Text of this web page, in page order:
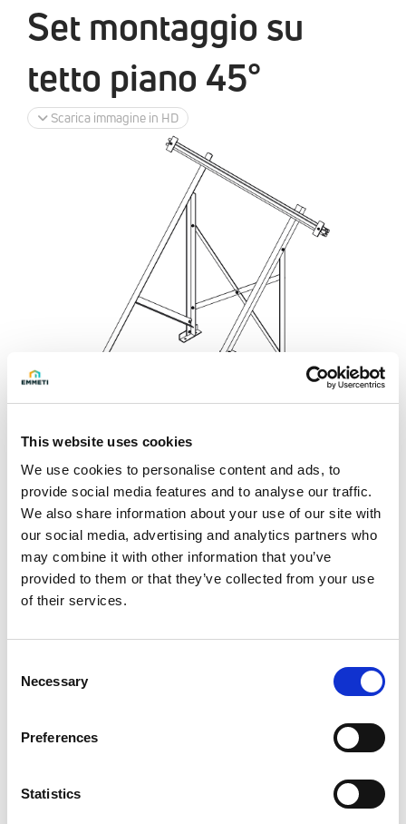
This website uses cookies
We use cookies to personalise content and ads, to
provide social media features and to analyse our traffic.
We also share information about your use of our site with
our social media, advertising and analytics partners who
may combine it with other information that you’ve
provided to them or that they’ve collected from your use
of their services.
Selection
Necessary
Preferences
Statistics
Set montaggio su
tetto piano 45°
Scarica immagine in HD
Richiedi info
Set montaggio su tetto piano 45°, per installazione del
collettore solare Arcobaleno NS12.
Modello